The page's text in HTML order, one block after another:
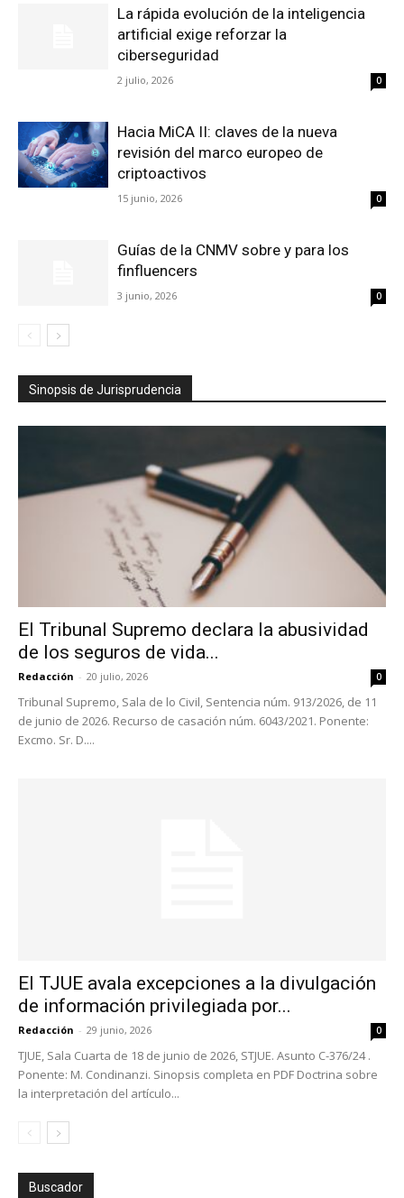
La rápida evolución de la inteligencia
artificial exige reforzar la
ciberseguridad
2 julio, 2026 0
Hacia MiCA II: claves de la nueva
revisión del marco europeo de
criptoactivos
15 junio, 2026 0
Guías de la CNMV sobre y para los
finfluencers
3 junio, 2026 0
Sinopsis de Jurisprudencia
El Tribunal Supremo declara la abusividad
de los seguros de vida...
Redacción - 20 julio, 2026 0
Tribunal Supremo, Sala de lo Civil, Sentencia núm. 913/2026, de 11
de junio de 2026. Recurso de casación núm. 6043/2021. Ponente:
Excmo. Sr. D....
El TJUE avala excepciones a la divulgación
de información privilegiada por...
Redacción - 29 junio, 2026 0
TJUE, Sala Cuarta de 18 de junio de 2026, STJUE. Asunto C-376/24 .
Ponente: M. Condinanzi. Sinopsis completa en PDF Doctrina sobre
la interpretación del artículo...
Buscador